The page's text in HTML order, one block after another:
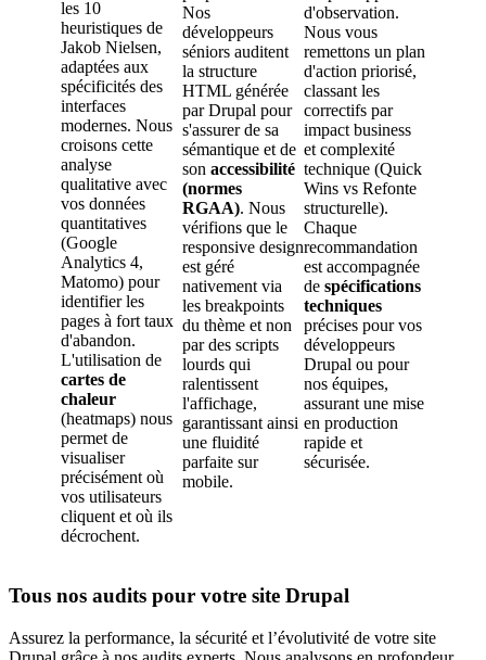
les 10
heuristiques de
Jakob Nielsen,
adaptées aux
spécificités des
interfaces
modernes. Nous
croisons cette
analyse
qualitative avec
vos données
quantitatives
(Google
Analytics 4,
Matomo) pour
identifier les
pages à fort taux
d'abandon.
L'utilisation de
cartes de
chaleur
(heatmaps) nous
permet de
visualiser
précisément où
vos utilisateurs
cliquent et où ils
décrochent.
Nos
développeurs
séniors auditent
la structure
HTML générée
par Drupal pour
s'assurer de sa
sémantique et de
son accessibilité
(normes
RGAA). Nous
vérifions que le
responsive design
est géré
nativement via
les breakpoints
du thème et non
par des scripts
lourds qui
ralentissent
l'affichage,
garantissant ainsi
une fluidité
parfaite sur
mobile.
d'observation.
Nous vous
remettons un plan
d'action priorisé,
classant les
correctifs par
impact business
et complexité
technique (Quick
Wins vs Refonte
structurelle).
Chaque
recommandation
est accompagnée
de spécifications
techniques
précises pour vos
développeurs
Drupal ou pour
nos équipes,
assurant une mise
en production
rapide et
sécurisée.
Tous nos audits pour votre site Drupal
Assurez la performance, la sécurité et l’évolutivité de votre site